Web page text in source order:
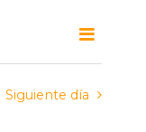
Navegación
de
vistas
de
Día
Siguiente día